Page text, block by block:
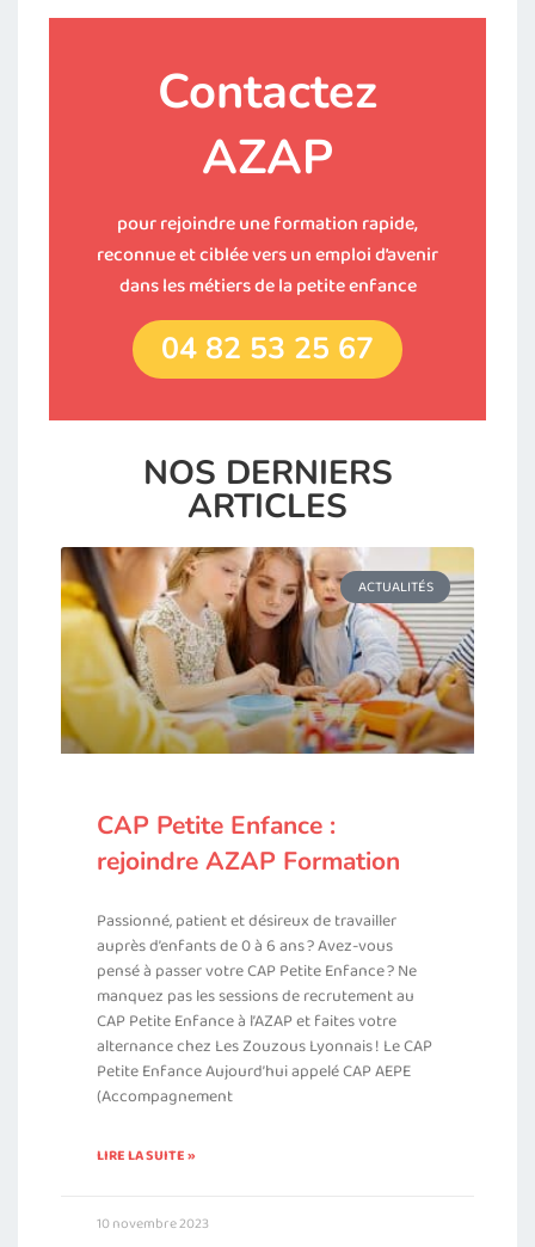
Contactez
AZAP
pour rejoindre une formation rapide,
reconnue et ciblée vers un emploi d’avenir
dans les métiers de la petite enfance
04 82 53 25 67
NOS DERNIERS
ARTICLES
ACTUALITÉS
CAP Petite Enfance :
rejoindre AZAP Formation
Passionné, patient et désireux de travailler
auprès d’enfants de 0 à 6 ans ? Avez-vous
pensé à passer votre CAP Petite Enfance ? Ne
manquez pas les sessions de recrutement au
CAP Petite Enfance à l’AZAP et faites votre
alternance chez Les Zouzous Lyonnais ! Le CAP
Petite Enfance Aujourd’hui appelé CAP AEPE
(Accompagnement
LIRE LA SUITE »
10 novembre 2023